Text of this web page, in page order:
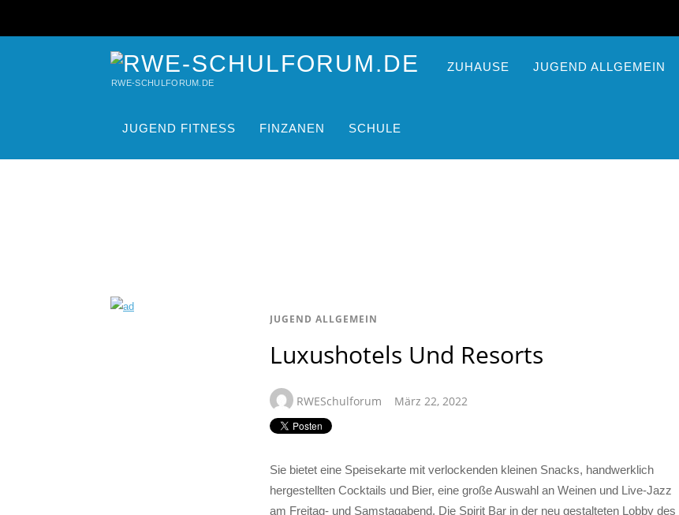
RWE-SCHULFORUM.DE
ZUHAUSE JUGEND ALLGEMEIN
JUGEND FITNESS FINZANEN SCHULE
JUGEND ALLGEMEIN
Luxushotels Und Resorts
RWESchulforum März 22, 2022
Sie bietet eine Speisekarte mit verlockenden kleinen Snacks, handwerklich
hergestellten Cocktails und Bier, eine große Auswahl an Weinen und Live-Jazz
am Freitag- und Samstagabend. Die Spirit Bar in der neu gestalteten Lobby des